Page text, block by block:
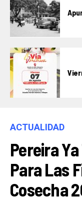
ACTUALIDAD
Pereira
Para Las
Cosecha